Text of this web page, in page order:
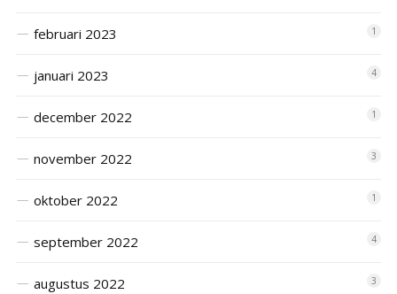
februari 2023 1
januari 2023 4
december 2022 1
november 2022 3
oktober 2022 1
september 2022 4
augustus 2022 3